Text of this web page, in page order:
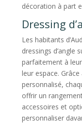
décoration à part
Dressing
Les habitants
dressings d’angle
parfaitement à
leur espace.
personnalisé,
offrir un
accessoires et
personnaliser